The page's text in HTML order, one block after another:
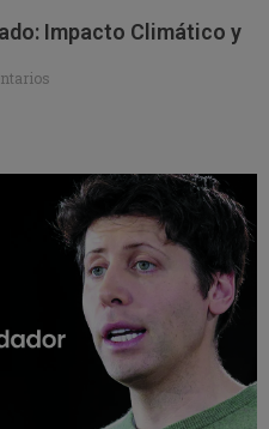
Impacto Climático y